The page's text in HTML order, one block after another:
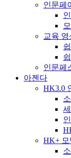
인문페
교육
인문페
아젠다
HK3.0
HK+